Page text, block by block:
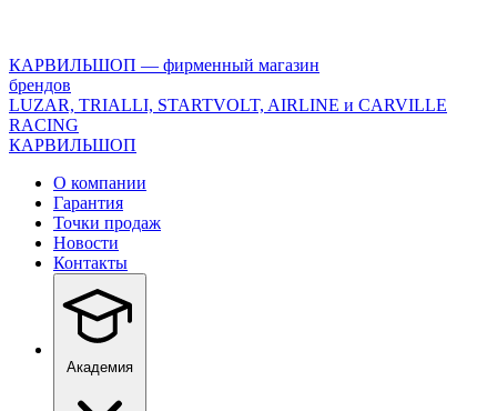
version="1.0"
encoding="utf-
8"?
>
КАРВИЛЬШОП — фирменный магазин
брендов
LUZAR, TRIALLI, STARTVOLT, AIRLINE и CARVILLE
RACING
КАРВИЛЬШОП
О компании
Гарантия
Точки продаж
Новости
Контакты
Академия